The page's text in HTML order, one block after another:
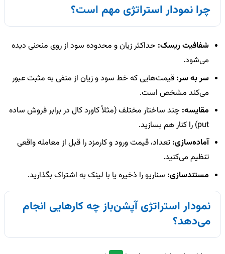
چرا نمودار استراتژی مهم است؟
شفافیت ریسک: حداکثر زیان و محدوده سود از روی منحنی دیده
می‌شود.
سر به سر: قیمت‌هایی که خط سود و زیان از منفی به مثبت عبور
می‌کند مشخص است.
مقایسه: چند ساختار مختلف (مثلاً کاورد کال در برابر فروش ساده
put) را کنار هم بسازید.
آماده‌سازی: تعداد، قیمت ورود و کارمزد را قبل از معامله واقعی
تنظیم می‌کنید.
مستندسازی: سناریو را ذخیره یا با لینک به اشتراک بگذارید.
نمودار استراتژی آپشن‌باز چه کارهایی انجام
می‌دهد؟